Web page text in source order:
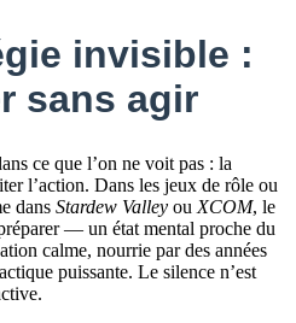
invisible :
sans agir
ce que l’on ne voit pas : la
l’action. Dans les jeux de rôle ou
dans Stardew Valley ouXCOM, le
— un état mental proche du
calme, nourrie par des années
puissante. Le silence n’est